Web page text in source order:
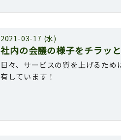
2021-03-17 (水)
社内の会議の様子をチラッ
日々、サービスの質を上げるた
有しています！